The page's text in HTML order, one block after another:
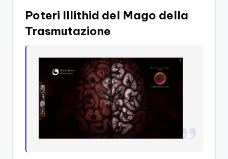
Poteri Illithid del Mago della
Trasmutazione